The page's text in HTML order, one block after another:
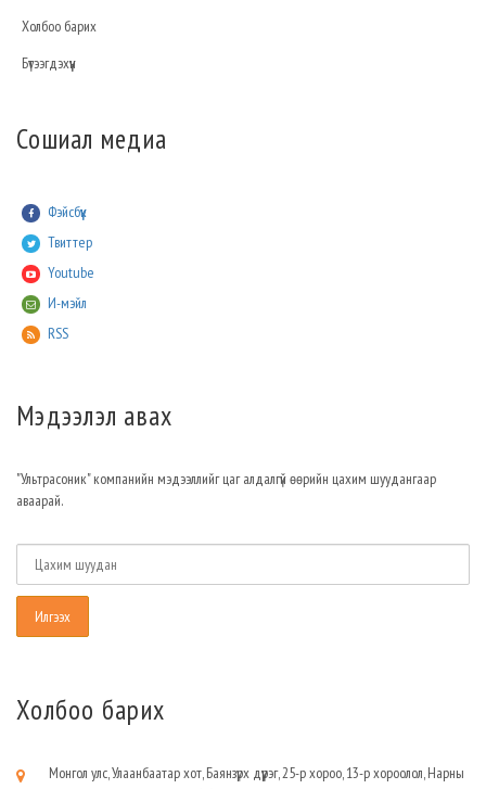
Холбоо барих
Бүтээгдэхүүн
Сошиал медиа
Фэйсбүүк
Твиттер
Youtube
И-мэйл
RSS
Мэдээлэл авах
"Ультрасоник" компанийн мэдээллийг цаг алдалгүй өөрийн цахим шуудангаар
аваарай.
Холбоо барих
Монгол улс, Улаанбаатар хот, Баянзүрх дүүрэг, 25-р хороо, 13-р хороолол, Нарны